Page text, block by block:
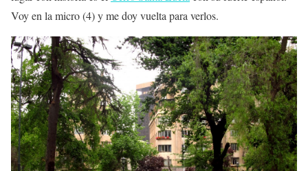
Voy en la micro (4) y me doy vuelta para verlos.